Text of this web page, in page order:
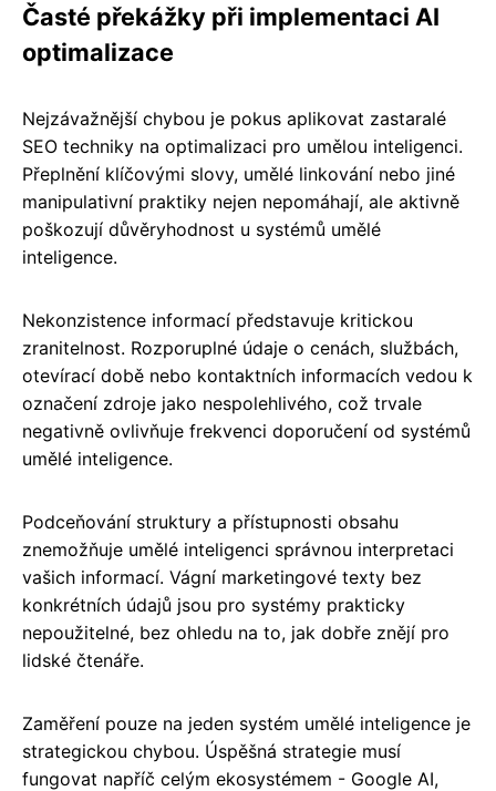
Časté překážky při implementaci AI
optimalizace
Nejzávažnější chybou je pokus aplikovat zastaralé
SEO techniky na optimalizaci pro umělou inteligenci.
Přeplnění klíčovými slovy, umělé linkování nebo jiné
manipulativní praktiky nejen nepomáhají, ale aktivně
poškozují důvěryhodnost u systémů umělé
inteligence.
Nekonzistence informací představuje kritickou
zranitelnost. Rozporuplné údaje o cenách, službách,
otevírací době nebo kontaktních informacích vedou k
označení zdroje jako nespolehlivého, což trvale
negativně ovlivňuje frekvenci doporučení od systémů
umělé inteligence.
Podceňování struktury a přístupnosti obsahu
znemožňuje umělé inteligenci správnou interpretaci
vašich informací. Vágní marketingové texty bez
konkrétních údajů jsou pro systémy prakticky
nepoužitelné, bez ohledu na to, jak dobře znějí pro
lidské čtenáře.
Zaměření pouze na jeden systém umělé inteligence je
strategickou chybou. Úspěšná strategie musí
fungovat napříč celým ekosystémem - Google AI,